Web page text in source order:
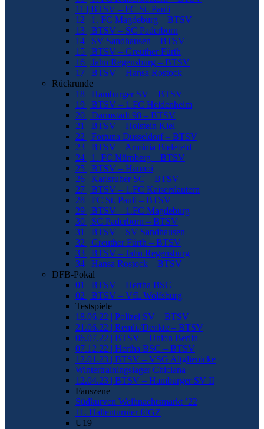
11 | BTSV – FC St. Pauli
12 | 1. FC Magdeburg – BTSV
13 | BTSV – SC Paderborn
14 | SV Sandhausen – BTSV
15 | BTSV – Greuther Fürth
16 | Jahn Regensburg – BTSV
17 | BTSV – Hansa Rostock
Rückrunde
18 | Hamburger SV – BTSV
19 | BTSV – 1.FC Heidenheim
20 | Darmstadt 98 – BTSV
21 | BTSV – Holstein Kiel
22 | Fortuna Düsseldorf – BTSV
23 | BTSV – Arminia Bielefeld
24 | 1. FC Nürnberg – BTSV
25 | BTSV – Hannoi
26 | Karlsruher SC – BTSV
27 | BTSV – 1.FC Kaiserslautern
28 | FC St. Pauli – BTSV
29 | BTSV – 1.FC Magdeburg
30 | SC Paderborn – BTSV
31 | BTSV – SV Sandhausen
32 | Greuther Fürth – BTSV
33 | BTSV – Jahn Regensburg
34 | Hansa Rostock – BTSV
DFB-Pokal
01 | BTSV – Hertha BSC
02 | BTSV – VfL Wolfsburg
Testspiele
18.06.22 | Polizei SV – BTSV
21.06.22 | Remli./Denkte – BTSV
06.07.22 | BTSV – Union Berlin
07.12.22 | Hertha BSC – BTSV
12.01.23 | BTSV – VSG Altglienicke
Wintertrainingslager Chiclana
12.04.23 | BTSV – Hamburger SV II
Fanszene
Südkurven Weihnachtsmarkt ’22
11. Hallenturnier fdGZ
U19